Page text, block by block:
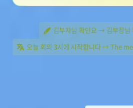
김부자님 확인요 → 김부장님
오늘 회의 3시에 시작합니다 → The